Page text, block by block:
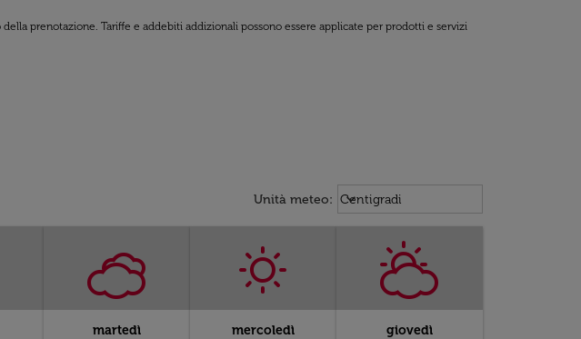
prenotazione. Tariffe e addebiti addizionali possono essere applicate per prodotti e servizi
Unità meteo: Weather unit option Centigradi
Centigradi
keyboard_arrow_down
martedì mercoledì giovedì